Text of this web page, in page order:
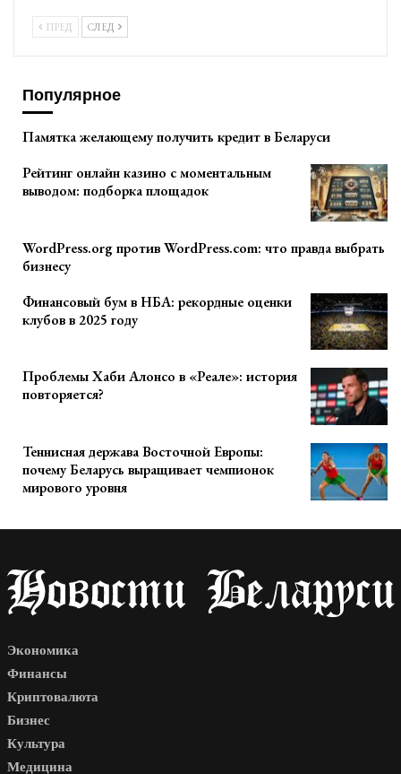
ПРЕД СЛЕД
Популярное
Памятка желающему получить кредит в Беларуси
Рейтинг онлайн казино с моментальным
выводом: подборка площадок
WordPress.org против WordPress.com: что правда выбрать
бизнесу
Финансовый бум в НБА: рекордные оценки
клубов в 2025 году
Проблемы Хаби Алонсо в «Реале»: история
повторяется?
Теннисная держава Восточной Европы:
почему Беларусь выращивает чемпионок
мирового уровня
Экономика
Финансы
Криптовалюта
Бизнес
Культура
Медицина